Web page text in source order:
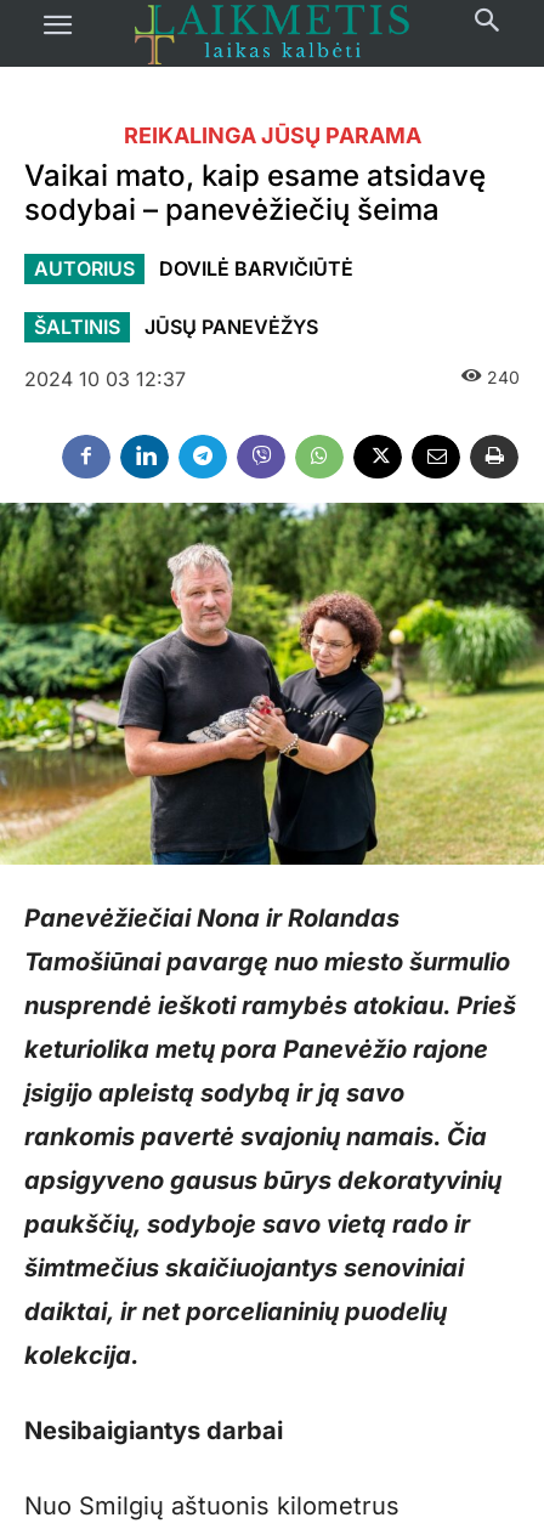
REIKALINGA JŪSŲ PARAMA
Vaikai mato, kaip esame atsidavę
sodybai – panevėžiečių šeima
AUTORIUS DOVILĖ BARVIČIŪTĖ
ŠALTINIS JŪSŲ PANEVĖŽYS
2024 10 03 12:37 240
Panevėžiečiai Nona ir Rolandas
Tamošiūnai pavargę nuo miesto šurmulio
nusprendė ieškoti ramybės atokiau. Prieš
keturiolika metų pora Panevėžio rajone
įsigijo apleistą sodybą ir ją savo
rankomis pavertė svajonių namais. Čia
apsigyveno gausus būrys dekoratyvinių
paukščių, sodyboje savo vietą rado ir
šimtmečius skaičiuojantys senoviniai
daiktai, ir net porcelianinių puodelių
kolekcija.
Nesibaigiantys darbai
Nuo Smilgių aštuonis kilometrus